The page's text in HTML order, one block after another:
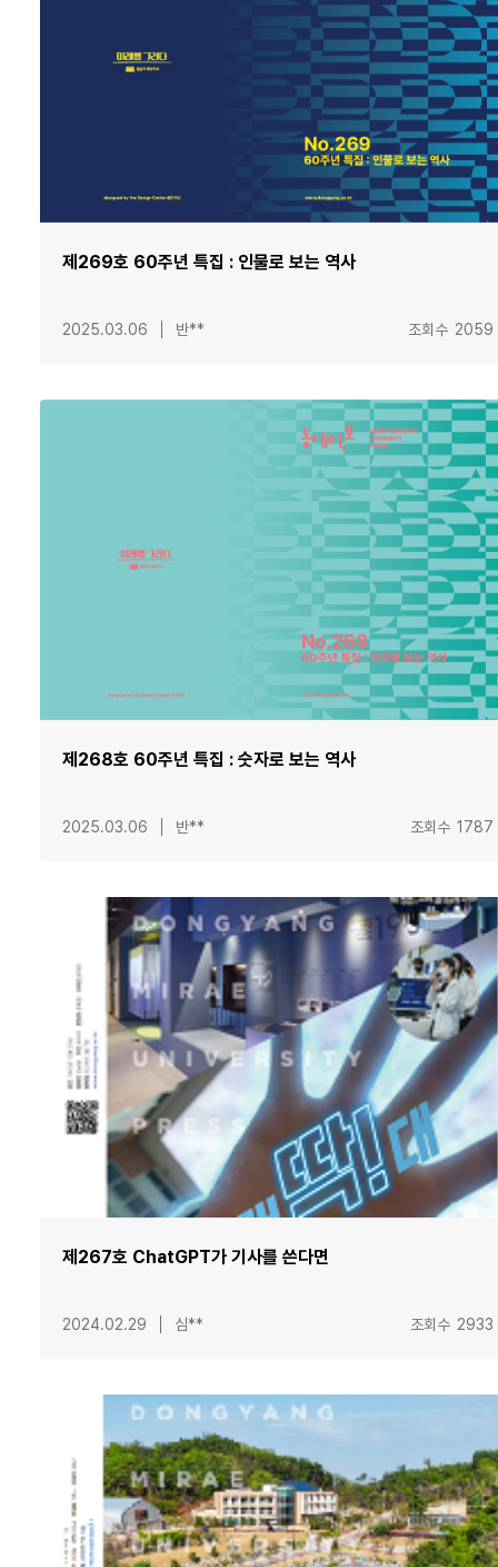
제269호 60주년 특집 : 인물로 보는 역사
2025.03.06 반** 조회수 2059
제268호 60주년 특집 : 숫자로 보는 역사
2025.03.06 반** 조회수 1787
제267호 ChatGPT가 기사를 쓴다면
2024.02.29 심** 조회수 2933